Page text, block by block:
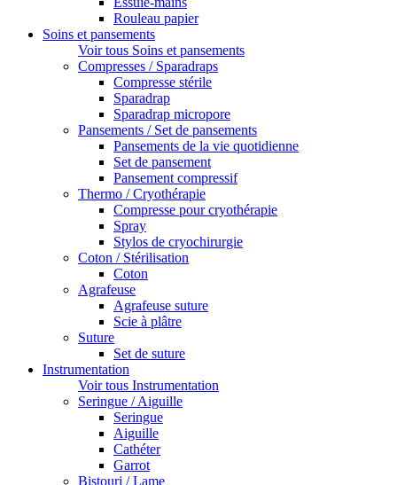
Rouleau papier
Soins et pansements
Voir tous Soins et pansements
Compresses / Sparadraps
Compresse stérile
Sparadrap
Sparadrap micropore
Pansements / Set de pansements
Pansements de la vie quotidienne
Set de pansement
Pansement compressif
Thermo / Cryothérapie
Compresse pour cryothérapie
Spray
Stylos de cryochirurgie
Coton / Stérilisation
Coton
Agrafeuse
Agrafeuse suture
Scie à plâtre
Suture
Set de suture
Instrumentation
Voir tous Instrumentation
Seringue / Aiguille
Seringue
Aiguille
Cathéter
Garrot
Bistouri / Lame